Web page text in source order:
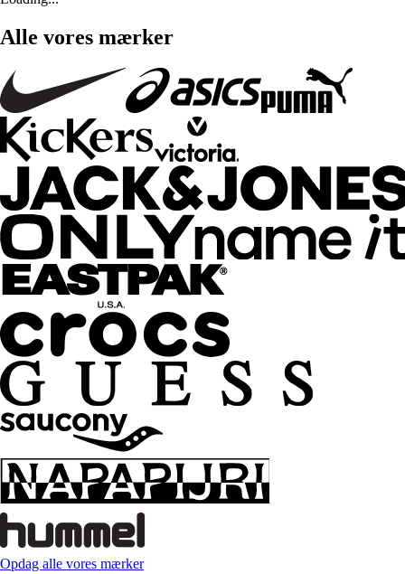
Alle vores mærker
Opdag alle vores mærker